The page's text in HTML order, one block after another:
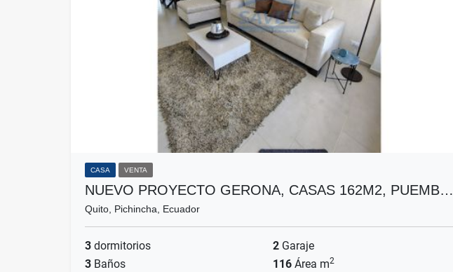
CASA VENTA
NUEVO PROYECTO GERONA, CASAS 162M2, PUEMB…
Quito, Pichincha, Ecuador
3 dormitorios 2 Garaje
3 Baños 116 Área m2